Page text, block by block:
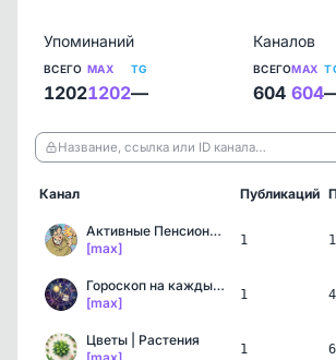
Упоминаний
ВСЕГО
1202
MAX
1202
TG
—
Каналов
ВСЕГО
604
MAX
604
Название, ссылка или ID канала…
Канал Публикаций
Активные Пенсионеры
[max]
1
Гороскоп на каждый день
[max]
1
Цветы | Растения
1